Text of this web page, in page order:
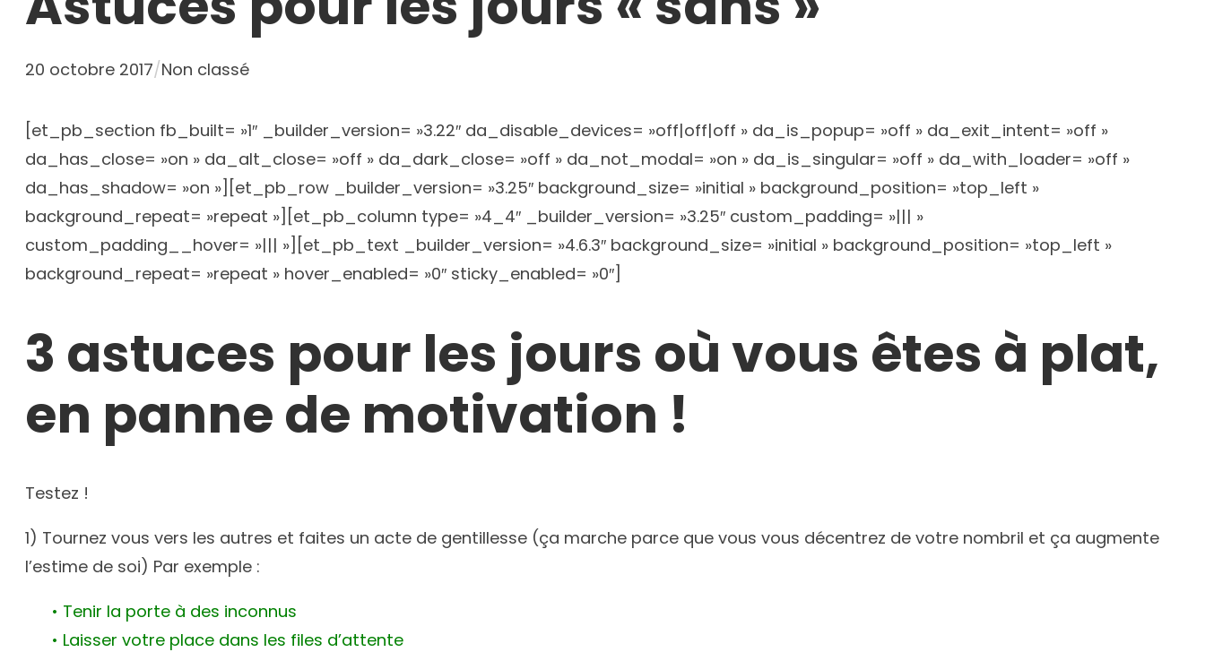
20 octobre 2017/Non classé
[et_pb_section fb_built= »1″ _builder_version= »3.22″ da_disable_devices= »off|off|off » da_is_popup= »off » da_exit_intent= »off »
da_has_close= »on » da_alt_close= »off » da_dark_close= »off » da_not_modal= »on » da_is_singular= »off » da_with_loader= »off »
da_has_shadow= »on »][et_pb_row _builder_version= »3.25″ background_size= »initial » background_position= »top_left »
background_repeat= »repeat »][et_pb_column type= »4_4″ _builder_version= »3.25″ custom_padding= »||| »
custom_padding__hover= »||| »][et_pb_text _builder_version= »4.6.3″ background_size= »initial » background_position= »top_left »
background_repeat= »repeat » hover_enabled= »0″ sticky_enabled= »0″]
3 astuces pour les jours où vous êtes à plat,
en panne de motivation !
Testez !
1) Tournez vous vers les autres et faites un acte de gentillesse (ça marche parce que vous vous décentrez de votre nombril et ça augmente
l’estime de soi) Par exemple :
• Tenir la porte à des inconnus
• Laisser votre place dans les files d’attente